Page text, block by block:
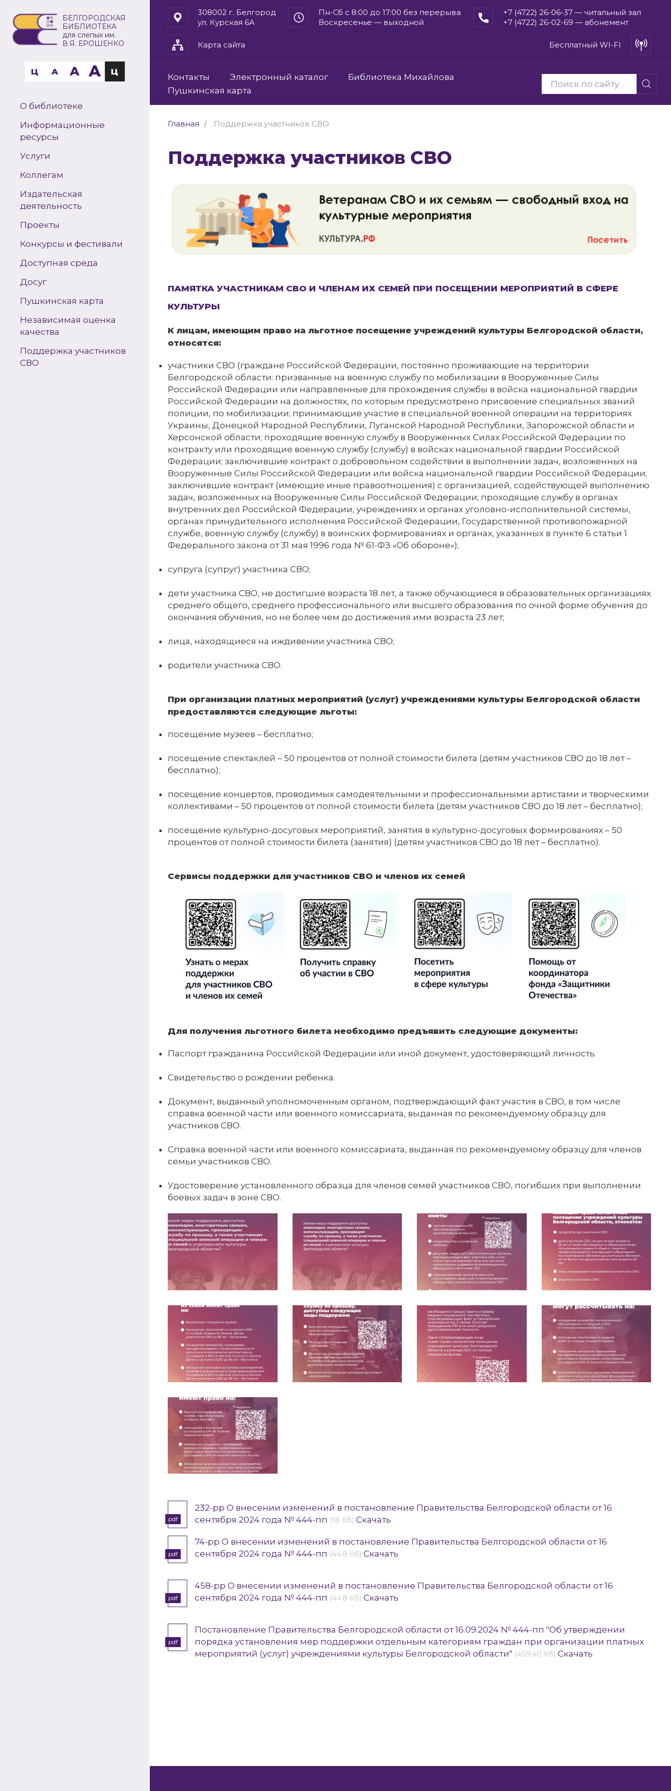
БЕЛГОРОДСКАЯ
БИБЛИОТЕКА
для слепых им.
В.Я. ЕРОШЕНКО
Ц A A A Ц
О библиотеке
Информационные
ресурсы
Услуги
Коллегам
Издательская
деятельность
Проекты
Конкурсы и фестивали
Доступная среда
Досуг
Пушкинская карта
Независимая оценка
качества
Поддержка участников
СВО
308002 г. Белгород
ул. Курская 6А
Пн-Сб с 8:00 до 17:00 без перерыва
Воскресенье — выходной
+7 (4722) 26-06-37 — читальный зал
+7 (4722) 26-02-69 — абонемент
Карта сайта Бесплатный WI-FI
Контакты Электронный каталог
Библиотека Михайлова
Пушкинская карта
Главная Поддержка участников СВО
Поддержка участников СВО
ПАМЯТКА УЧАСТНИКАМ СВО И ЧЛЕНАМ ИХ СЕМЕЙ ПРИ ПОСЕЩЕНИИ МЕРОПРИЯТИЙ В СФЕРЕ
КУЛЬТУРЫ
К лицам, имеющим право на льготное посещение учреждений культуры Белгородской области,
относятся:
участники СВО (граждане Российской Федерации, постоянно проживающие на территории
Белгородской области: призванные на военную службу по мобилизации в Вооруженные Силы
Российской Федерации или направленные для прохождения службы в войска национальной гвардии
Российской Федерации на должностях, по которым предусмотрено присвоение специальных званий
полиции, по мобилизации; принимающие участие в специальной военной операции на территориях
Украины, Донецкой Народной Республики, Луганской Народной Республики, Запорожской области и
Херсонской области; проходящие военную службу в Вооруженных Силах Российской Федерации по
контракту или проходящие военную службу (службу) в войсках национальной гвардии Российской
Федерации; заключившие контракт о добровольном содействии в выполнении задач, возложенных на
Вооруженные Силы Российской Федерации или войска национальной гвардии Российской Федерации;
заключившие контракт (имеющие иные правоотношения) с организацией, содействующей выполнению
задач, возложенных на Вооруженные Силы Российской Федерации; проходящие службу в органах
внутренних дел Российской Федерации, учреждениях и органах уголовно-исполнительной системы,
органах принудительного исполнения Российской Федерации, Государственной противопожарной
службе, военную службу (службу) в воинских формированиях и органах, указанных в пункте 6 статьи 1
Федерального закона от 31 мая 1996 года № 61-ФЗ «Об обороне»);
супруга (супруг) участника СВО;
дети участника СВО, не достигшие возраста 18 лет, а также обучающиеся в образовательных организациях
среднего общего, среднего профессионального или высшего образования по очной форме обучения до
окончания обучения, но не более чем до достижения ими возраста 23 лет;
лица, находящиеся на иждивении участника СВО;
родители участника СВО.
При организации платных мероприятий (услуг) учреждениями культуры Белгородской области
предоставляются следующие льготы:
посещение музеев – бесплатно;
посещение спектаклей – 50 процентов от полной стоимости билета (детям участников СВО до 18 лет –
бесплатно);
посещение концертов, проводимых самодеятельными и профессиональными артистами и творческими
коллективами – 50 процентов от полной стоимости билета (детям участников СВО до 18 лет – бесплатно);
посещение культурно-досуговых мероприятий, занятия в культурно-досуговых формированиях – 50
процентов от полной стоимости билета (занятия) (детям участников СВО до 18 лет – бесплатно).
Сервисы поддержки для участников СВО и членов их семей
Для получения льготного билета необходимо предъявить следующие документы:
Паспорт гражданина Российской Федерации или иной документ, удостоверяющий личность.
Свидетельство о рождении ребенка.
Документ, выданный уполномоченным органом, подтверждающий факт участия в СВО, в том числе
справка военной части или военного комиссариата, выданная по рекомендуемому образцу для
участников СВО.
Справка военной части или военного комиссариата, выданная по рекомендуемому образцу для членов
семьи участников СВО.
Удостоверение установленного образца для членов семей участников СВО, погибших при выполнении
боевых задач в зоне СВО.
pdf
232-pp О внесении изменений в постановление Правительства Белгородской области от 16
сентября 2024 года № 444-пп (18 Кб)Скачать
pdf
74-pp О внесении изменений в постановление Правительства Белгородской области от 16
сентября 2024 года № 444-пп (44.8 Кб)Скачать
pdf
458-pp О внесении изменений в постановление Правительства Белгородской области от 16
сентября 2024 года № 444-пп (44.8 Кб)Скачать
pdf
Постановление Правительства Белгородской области от 16.09.2024 № 444-пп "Об утверждении
порядка установления мер поддержки отдельным категориям граждан при организации платных
мероприятий (услуг) учреждениями культуры Белгородской области" (409.40 Кб)Скачать